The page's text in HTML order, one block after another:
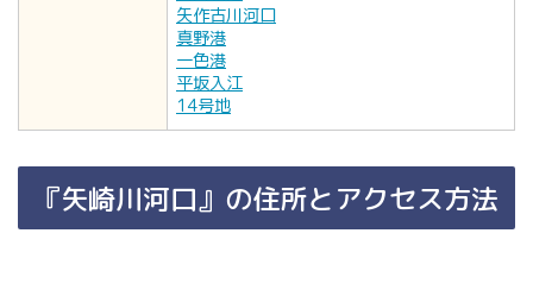
矢作古川河口
真野港
一色港
平坂入江
14号地
『矢崎川河口』の住所とアクセス方法